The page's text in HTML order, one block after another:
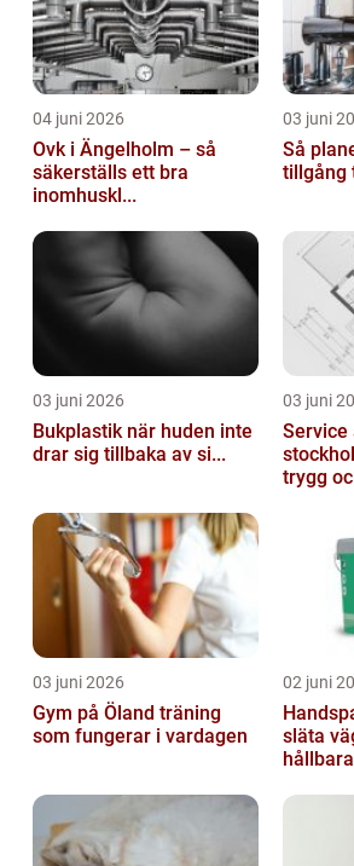
04 juni 2026
Ovk i Ängelholm – så
säkerställs ett bra
inomhuskl...
03 juni
Så
tillgång
03 juni 2026
Bukplastik när huden inte
drar sig tillbaka av si...
03 juni
Service
stockholm så får
trygg
03 juni 2026
Gym på Öland träning
som fungerar i vardagen
02 juni
Handspackel
släta